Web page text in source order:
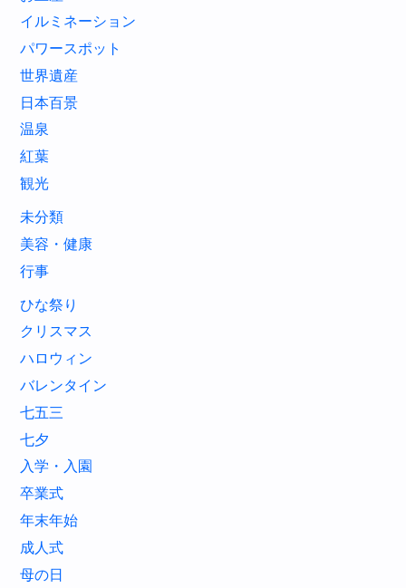
イルミネーション
パワースポット
世界遺産
日本百景
温泉
紅葉
観光
未分類
美容・健康
行事
ひな祭り
クリスマス
ハロウィン
バレンタイン
七五三
七夕
入学・入園
卒業式
年末年始
成人式
母の日